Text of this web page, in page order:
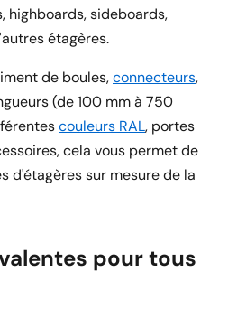
highboards, sideboards,
étagères.
de boules,connecteurs,
(de 100 mm à 750
couleurs RAL, portes
cela vous permet de
d'étagères sur mesure de la
pour tous